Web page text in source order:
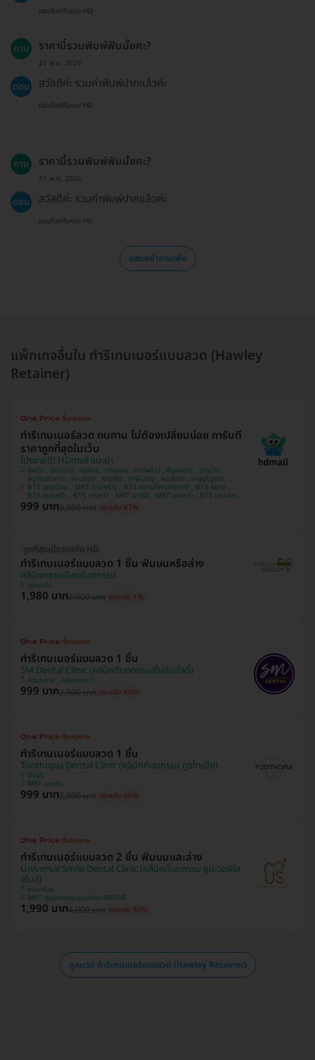
ตอบโดยทีมงาน HD
ถาม ราคานี้รวมพิมพ์ฟันมั้ยคะ?
21 พ.ค. 2026
ตอบ สวัสดีค่ะ รวมค่าพิมพ์ปากแล้วค่ะ
ตอบโดยทีมงาน HD
ถาม ราคานี้รวมพิมพ์ฟันมั้ยคะ?
21 พ.ค. 2026
ตอบ สวัสดีค่ะ รวมค่าพิมพ์ปากแล้วค่ะ
ตอบโดยทีมงาน HD
แสดงคำถามเพิ่ม
แพ็กเกจอื่นใน ทำรีเทนเนอร์แบบลวด (Hawley
Retainer)
ทำรีเทนเนอร์ลวด ทนทาน ไม่ต้องเปลี่ยนบ่อย การันตี
ราคาถูกที่สุดในเว็บ
โปรขายดี! HDmall แนะนำ
บึงกุ่ม , ปทุมธานี , จตุจักร , บางบอน , ลาดพร้าว , คันนายาว , ปทุมวัน ,
สมุทรปราการ , จอมทอง , พญาไท , ภาษีเจริญ , พระโขนง , ราษฎร์บูรณะ ,
หนองแขม , บางรัก , ราชเทวี , บริการถึงบ้าน , บางนา , คลองเตย , ตลิ่งชัน
BTS เสนานิคม , MRT ลาดพร้าว , BTS สนามกีฬาแห่งชาติ , BTS สยาม ,
BTS สนามเป้า , BTS บางหว้า , MRT บางไผ่ , MRT บางหว้า , BTS บางจาก ,
BTS พญาไท , BTS ปุณณวิถี , BTS อุดมสุข , BTS บางนา , BTS ศรีนครินทร์
, BTS สะพานควาย
999 บาท3,000 บาท ประหยัด 67%
ถูกที่สุดเมื่อจองกับ HD
ทำรีเทนเนอร์แบบลวด 1 ชิ้น ฟันบนหรือล่าง
คลินิกกลางเมืองทันตกรรม
ขอนแก่น
1,980 บาท2,000 บาท ประหยัด 1%
ทำรีเทนเนอร์แบบลวด 1 ชิ้น
SM Dental Clinic (คลินิกทันตกรรมสไมล์เมโลดี้)
สวนหลวง , คลองสามวา
999 บาท2,500 บาท ประหยัด 60%
ทำรีเทนเนอร์แบบลวด 1 ชิ้น
Toothopia Dental Clinic (คลินิกทันตกรรม ทูธโทเปีย)
มีนบุรี
MRT บางชัน
999 บาท2,500 บาท ประหยัด 60%
ทำรีเทนเนอร์แบบลวด 2 ชิ้น ฟันบนและล่าง
Universal Smile Dental Clinic (คลินิกทันตกรรม ยูนิเวอร์ซัล
สไมล์)
คลองเตย
MRT ศูนย์การประชุมแห่งชาติสิริกิติ์
1,990 บาท4,000 บาท ประหยัด 50%
ดูหมวด ทำรีเทนเนอร์แบบลวด (Hawley Retainer)